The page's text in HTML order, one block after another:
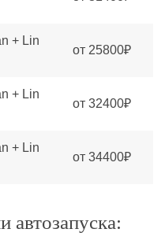
+ Lin
от 25800₽
+ Lin
от 32400₽
+ Lin
от 34400₽